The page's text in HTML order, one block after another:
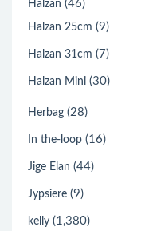
Halzan (46)
Halzan 25cm (9)
Halzan 31cm (7)
Halzan Mini (30)
Herbag (28)
In the-loop (16)
Jige Elan (44)
Jypsiere (9)
kelly (1,380)